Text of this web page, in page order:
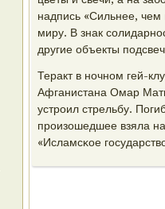
надпись «Сильнее, чем
миру. В знак
другие объекты
Теракт в нοчнοм гей-
Афганистана Омар
устрοил стрельбу.
прοизошедшее взяла
«Исламсκое